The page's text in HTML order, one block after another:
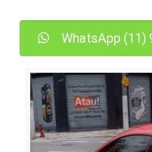
WhatsApp (11)